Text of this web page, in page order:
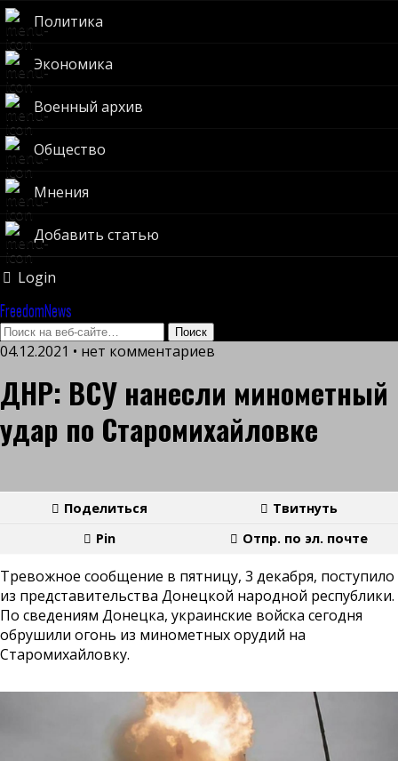
Политика
Экономика
Военный архив
Общество
Мнения
Добавить статью
Login
FreedomNews
04.12.2021 • нет комментариев
ДНР: ВСУ нанесли минометный
удар по Старомихайловке
Поделиться
Твитнуть
Pin
Отпр. по эл. почте
Тревожное сообщение в пятницу, 3 декабря, поступило
из представительства Донецкой народной республики.
По сведениям Донецка, украинские войска сегодня
обрушили огонь из минометных орудий на
Старомихайловку.